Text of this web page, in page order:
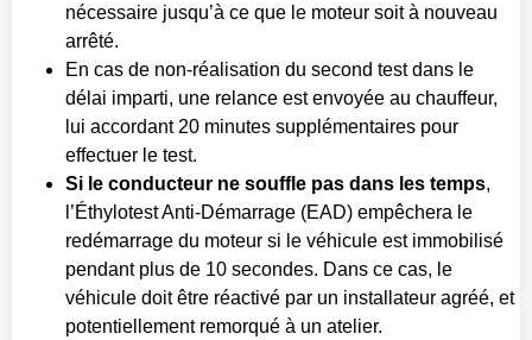
nécessaire jusqu’à ce que le moteur soit à nouveau
arrêté.
En cas de non-réalisation du second test dans le
délai imparti, une relance est envoyée au chauffeur,
lui accordant 20 minutes supplémentaires pour
effectuer le test.
Si le conducteur ne souffle pas dans les temps,
l’Éthylotest Anti-Démarrage (EAD) empêchera le
redémarrage du moteur si le véhicule est immobilisé
pendant plus de 10 secondes. Dans ce cas, le
véhicule doit être réactivé par un installateur agréé, et
potentiellement remorqué à un atelier.